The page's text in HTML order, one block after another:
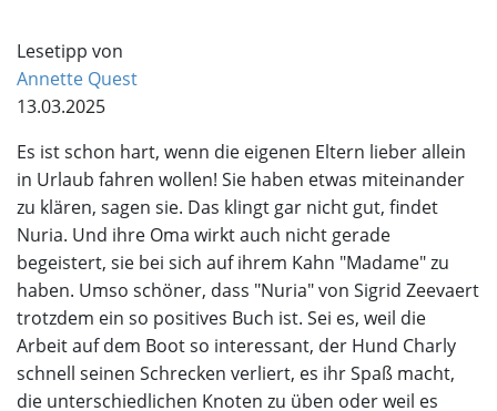
Lesetipp von
Annette Quest
13.03.2025
Es ist schon hart, wenn die eigenen Eltern lieber allein
in Urlaub fahren wollen! Sie haben etwas miteinander
zu klären, sagen sie. Das klingt gar nicht gut, findet
Nuria. Und ihre Oma wirkt auch nicht gerade
begeistert, sie bei sich auf ihrem Kahn "Madame" zu
haben. Umso schöner, dass "Nuria" von Sigrid Zeevaert
trotzdem ein so positives Buch ist. Sei es, weil die
Arbeit auf dem Boot so interessant, der Hund Charly
schnell seinen Schrecken verliert, es ihr Spaß macht,
die unterschiedlichen Knoten zu üben oder weil es